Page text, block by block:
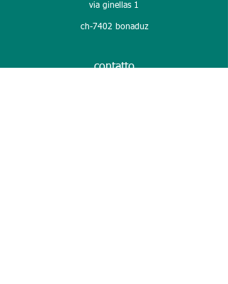
primo giorno @ plast 26
via ginellas 1
ch-7402 bonaduz
contatto